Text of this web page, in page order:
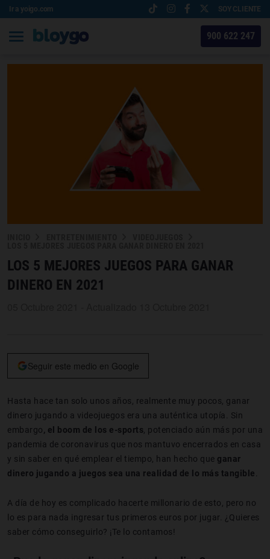
Ir a yoigo.com SOY CLIENTE
900 622 247
LOS 5 MEJORES JUEGOS PARA GANAR
DINERO EN 2021
Seguir este medio en Google
Hasta hace tan solo unos años, realmente muy pocos, ganar
dinero jugando a videojuegos era una auténtica utopía. Sin
embargo , el boom de los e-sports , potenciado aún más por una
pandemia de coronavirus que nos mantuvo encerrados en casa
y sin saber en qué emplear el tiempo, han hecho que ganar
dinero jugando a juegos sea una realidad de lo más tangible
A día de hoy es complicado hacerte millonario de esto, pero no
lo es para nada ingresar tus primeros euros por jugar. ¿Quieres
saber cómo conseguirlo? ¡Te lo contamos!